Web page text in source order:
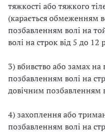
тяжкості або тяжкого
(карається обмеженням
позбавленням волі на
волі на строк від 5 до 12
3) вбивство або замах на
позбавленням волі на
довічним позбавленням
4) захоплення або
позбавленням волі на